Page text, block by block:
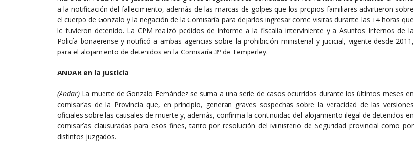
a la notificación del fallecimiento, además de las marcas de golpes que los propios familiares advirtieron sobre
el cuerpo de Gonzalo y la negación de la Comisaría para dejarlos ingresar como visitas durante las 14 horas que
lo tuvieron detenido. La CPM realizó pedidos de informe a la fiscalía interviniente y a Asuntos Internos de la
Policía bonaerense y notificó a ambas agencias sobre la prohibición ministerial y judicial, vigente desde 2011,
para el alojamiento de detenidos en la Comisaría 3º de Temperley.
ANDAR en la Justicia
(Andar) La muerte de Gonzálo Fernández se suma a una serie de casos ocurridos durante los últimos meses en
comisarías de la Provincia que, en principio, generan graves sospechas sobre la veracidad de las versiones
oficiales sobre las causales de muerte y, además, confirma la continuidad del alojamiento ilegal de detenidos en
comisarías clausuradas para esos fines, tanto por resolución del Ministerio de Seguridad provincial como por
distintos juzgados.